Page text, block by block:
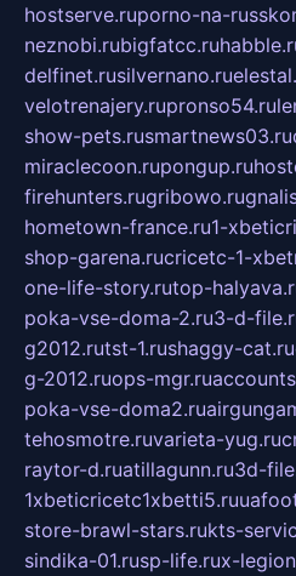
hostserve.ruporno-na-
neznobi.rubigfatcc.ru
delfinet.rusilvernano.ru
velotrenajery.rupronso54.ru
show-pets.rusmartnews03.ru
miraclecoon.rupongup.ru
firehunters.rugribowo.ru
hometown-france.ru1-
shop-garena.rucricetc-1-
one-life-story.rutop-
poka-vse-doma-2.ru3-d-
g2012.rutst-1.rushaggy-cat.ru
g-2012.ruops-mgr.ru
poka-vse-doma2.ru
tehosmotre.ruvarieta-yug.ru
raytor-d.ruatillagunn.ru3d-
1xbeticricetc1xbetti5.ru
store-brawl-stars.rukts-
sindika-01.rusp-life.rux-